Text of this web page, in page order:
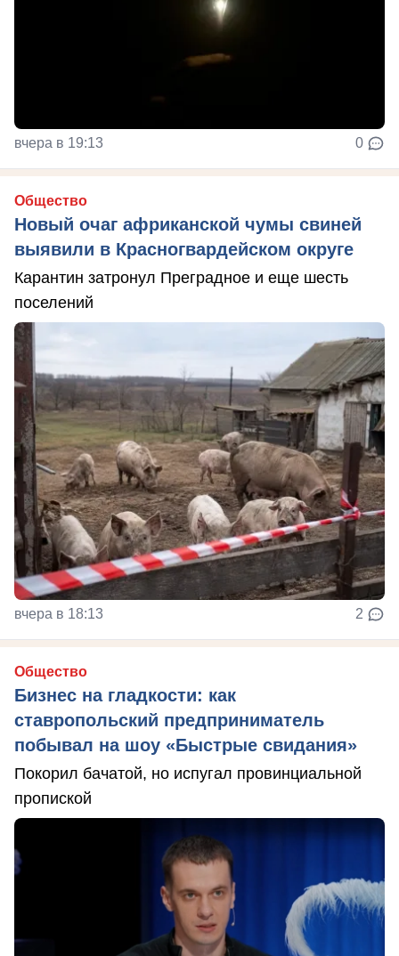
вчера в 19:13 0
Общество
Новый очаг африканской чумы свиней
выявили в Красногвардейском округе
Карантин затронул Преградное и еще шесть
поселений
вчера в 18:13 2
Общество
Бизнес на гладкости: как
ставропольский предприниматель
побывал на шоу «Быстрые свидания»
Покорил бачатой, но испугал провинциальной
пропиской